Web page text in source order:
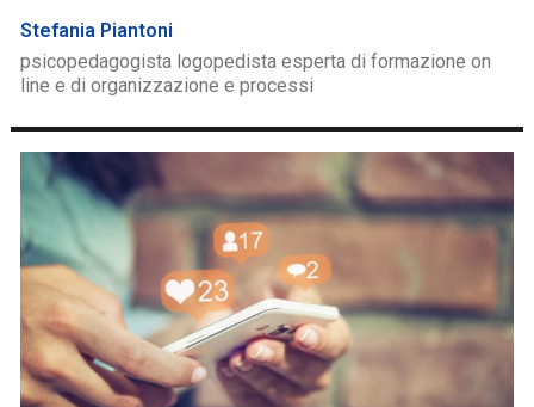
Stefania Piantoni
psicopedagogista logopedista esperta di formazione on
line e di organizzazione e processi